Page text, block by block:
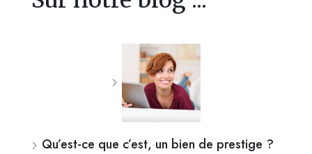
Qu’est-ce que c’est, un bien de prestige ?